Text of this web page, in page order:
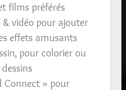
films préférés
vidéo pour ajouter
effets amusants
pour colorier ou
Connect » pour